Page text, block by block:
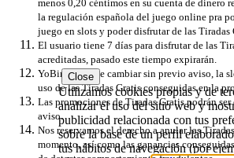
menos 0,20 céntimos en su cuenta de dinero
la regulación española del juego online pra
juego en slots y poder disfrutar de las Tiradas
El usuario tiene 7 días para disfrutar de las
acreditadas, pasado este tiempo expirarán.
YoBingo puede cambiar sin previo aviso, la
uso de las Tiradas Gratis conseguidas en la
Las promociones de Tiradas Gratis podrán
aviso.
Nos reservamos el derecho a anular las
momento, así como las ganancias
Close
Utilizamos cookies propias y de
analizar el uso del sitio web y
publicidad relacionada con tus
sobre la base de un perfil
tus hábitos de navegación (por